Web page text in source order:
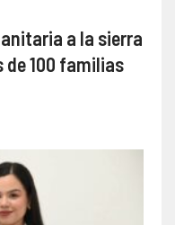
a la sierra
de 100 familias